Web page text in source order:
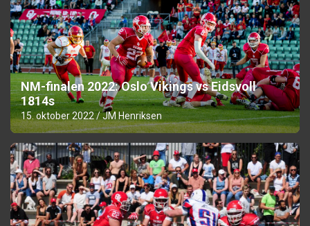
NM-finalen 2022: Oslo Vikings vs Eidsvoll
1814s
15. oktober 2022 JM Henriksen